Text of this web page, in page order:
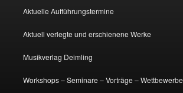
Aktuelle Aufführungstermine
Aktuell verlegte und erschienene Werke
Musikverlag Deimling
Workshops – Seminare – Vorträge – Wettbewerbe